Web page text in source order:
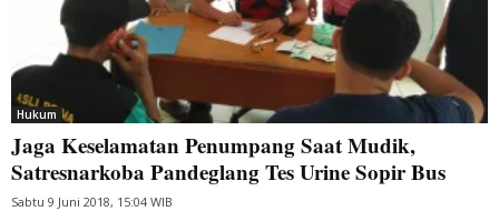
Hukum
Jaga Keselamatan Penumpang Saat Mudik,
Satresnarkoba Pandeglang Tes Urine Sopir Bus
Sabtu 9 Juni 2018, 15:04 WIB